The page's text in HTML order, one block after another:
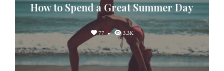
How to Spend a Great Summer Day
77 3.3K